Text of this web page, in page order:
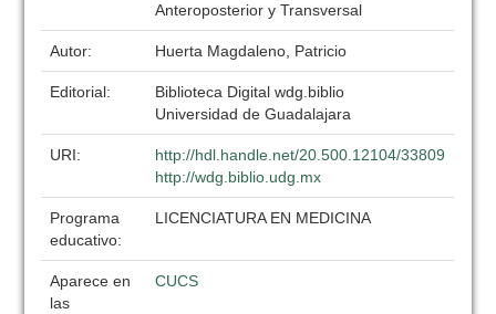
Anteroposterior y Transversal
Autor: Huerta Magdaleno, Patricio
Editorial:
Biblioteca Digital wdg.biblio
Universidad de Guadalajara
URI:
http://hdl.handle.net/20.500.12104/33809
http://wdg.biblio.udg.mx
Programa
educativo:
LICENCIATURA EN MEDICINA
Aparece en
las
CUCS